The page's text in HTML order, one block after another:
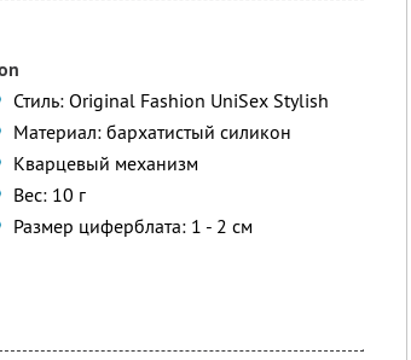
Стиль: Original Fashion UniSex Stylish
Материал: бархатистый силикон
Кварцевый механизм
Вес: 10 г
Размер циферблата: 1 - 2 см